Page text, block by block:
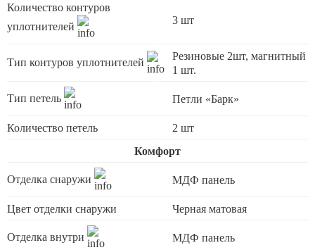
Количество контуров
уплотнителей
3 шт
Тип контуров уплотнителей
Резиновые 2шт, магнитный
1 шт.
Тип петель Петли «Барк»
Количество петель
2 шт
Комфорт
Отделка снаружи МДФ панель
Цвет отделки снаружи Черная матовая
Отделка внутри МДФ панель